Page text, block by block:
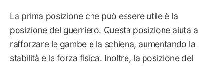
La prima posizione che può essere utile è la
posizione del guerriero. Questa posizione aiuta a
rafforzare le gambe e la schiena, aumentando la
stabilità e la forza fisica. Inoltre, la posizione del